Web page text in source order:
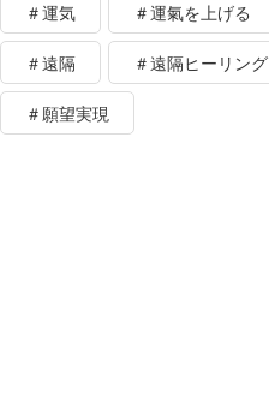
＃運気 ＃運氣を上げる
＃遠隔 ＃遠隔ヒーリング
＃願望実現